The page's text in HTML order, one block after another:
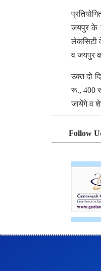
जयपुर के
लेकसिटी
व जयपुर
उक्त दो
रू., 400
जायेंगे व
Follow